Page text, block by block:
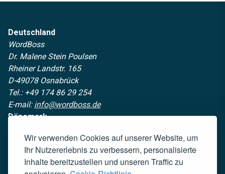
Wir verwenden Cookies auf unserer Website, um
Ihr Nutzererlebnis zu verbessern, personalisierte
Inhalte bereitzustellen und unseren Traffic zu
Deutschland
WordBoss
Dr. Malene Stein Poulsen
Rheiner Landstr. 165
D-49078 Osnabrück
Tel.: +49 174 86 29 254
E-mail: info@wordboss.de
Dänemark
Egå Engvej 9
8250 Egå
CVR: 46076451